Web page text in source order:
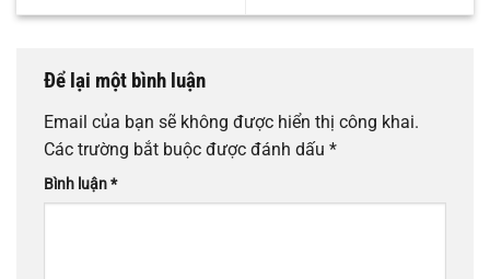
Để lại một bình luận
Email của bạn sẽ không được hiển thị công khai.
Các trường bắt buộc được đánh dấu *
Bình luận*